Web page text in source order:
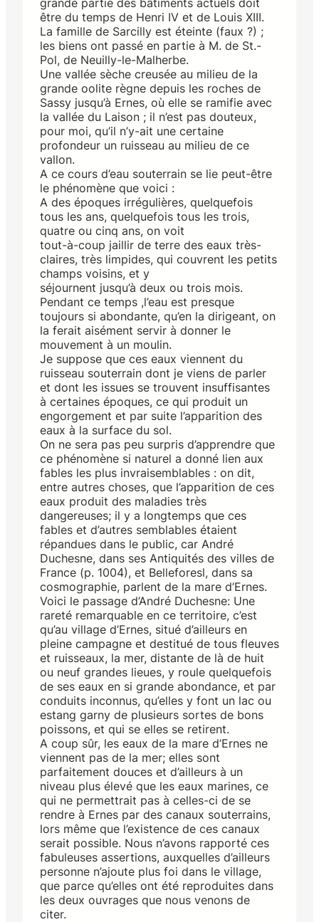
être du temps de Henri IV et de Louis XIII.
La famille de Sarcilly est éteinte (faux ?) ;
les biens ont passé en partie à M. de St.-
Pol, de Neuilly-le-Malherbe.
Une vallée sèche creusée au milieu de la
grande oolite règne depuis les roches de
Sassy jusqu’à Ernes, où elle se ramifie avec
la vallée du Laison ; il n’est pas douteux,
pour moi, qu’il n’y-ait une certaine
profondeur un ruisseau au milieu de ce
vallon.
A ce cours d’eau souterrain se lie peut-être
le phénomène que voici :
A des époques irrégulières, quelquefois
tous les ans, quelquefois tous les trois,
quatre ou cinq ans, on voit
tout-à-coup jaillir de terre des eaux très-
claires, très limpides, qui couvrent les petits
champs voisins, et y
séjournent jusqu’à deux ou trois mois.
Pendant ce temps ,l’eau est presque
toujours si abondante, qu’en la dirigeant, on
la ferait aisément servir à donner le
mouvement à un moulin.
Je suppose que ces eaux viennent du
ruisseau souterrain dont je viens de parler
et dont les issues se trouvent insuffisantes
à certaines époques, ce qui produit un
engorgement et par suite l’apparition des
eaux à la surface du sol.
On ne sera pas peu surpris d’apprendre que
ce phénomène si naturel a donné lien aux
fables les plus invraisemblables : on dit,
entre autres choses, que l’apparition de ces
eaux produit des maladies très
dangereuses; il y a longtemps que ces
fables et d’autres semblables étaient
répandues dans le public, car André
Duchesne, dans ses Antiquités des villes de
France (p. 1004), et Belleforesl, dans sa
cosmographie, parlent de la mare d’Ernes.
Voici le passage d’André Duchesne: Une
rareté remarquable en ce territoire, c’est
qu’au village d’Ernes, situé d’ailleurs en
pleine campagne et destitué de tous fleuves
et ruisseaux, la mer, distante de là de huit
ou neuf grandes lieues, y roule quelquefois
de ses eaux en si grande abondance, et par
conduits inconnus, qu’elles y font un lac ou
estang garny de plusieurs sortes de bons
poissons, et qui se elles se retirent.
A coup sûr, les eaux de la mare d’Ernes ne
viennent pas de la mer; elles sont
parfaitement douces et d’ailleurs à un
niveau plus élevé que les eaux marines, ce
qui ne permettrait pas à celles-ci de se
rendre à Ernes par des canaux souterrains,
lors même que l’existence de ces canaux
serait possible. Nous n’avons rapporté ces
fabuleuses assertions, auxquelles d’ailleurs
personne n’ajoute plus foi dans le village,
que parce qu’elles ont été reproduites dans
les deux ouvrages que nous venons de
citer.